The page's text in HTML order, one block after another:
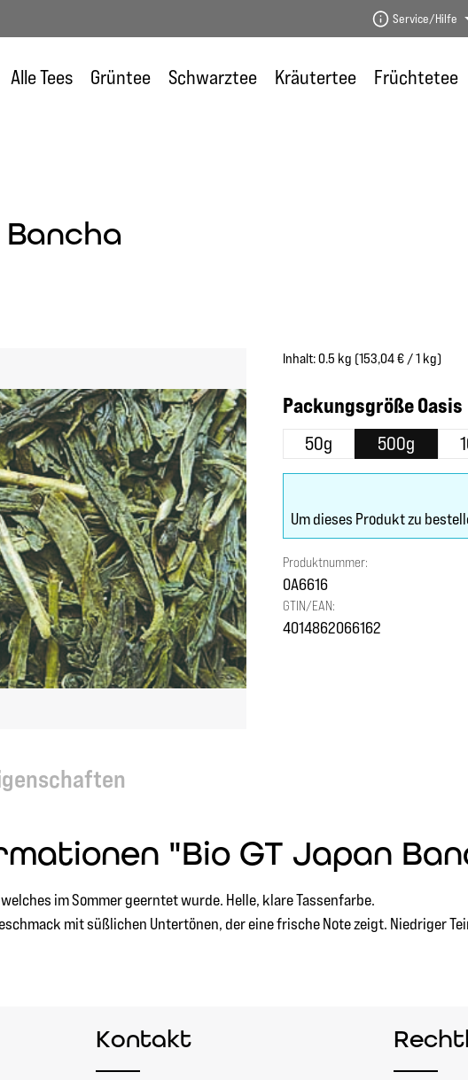
Service/Hilfe
Alle Tees Grüntee Schwarztee Kräutertee Früchtetee
Bancha
Inhalt:0.5 kg (153,04 € / 1 kg)
Packungsgröße Oasis
50g 500g
Um dieses Produkt zu
Produktnummer:
OA6616
GTIN/EAN:
4014862066162
"Bio GT Japan
im Sommer geerntet wurde. Helle, klare Tassenfarbe.
mit süßlichen Untertönen, der eine frische Note zeigt. Niedriger
Kontakt